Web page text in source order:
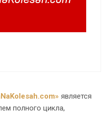
является
полного цикла,